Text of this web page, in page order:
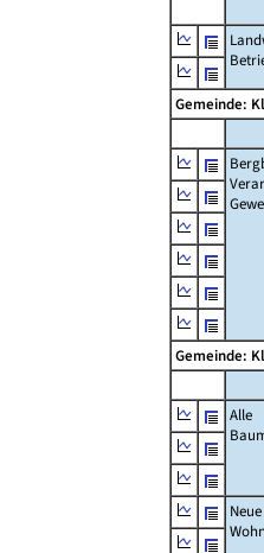
Gemeinde:
Gemeinde:
Alle
Neue